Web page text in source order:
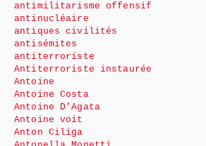
antimilitarisme offensif
antinucléaire
antiques civilités
antisémites
antiterroriste
Antiterroriste instaurée
Antoine
Antoine Costa
Antoine D’Agata
Antoine voit
Anton Ciliga